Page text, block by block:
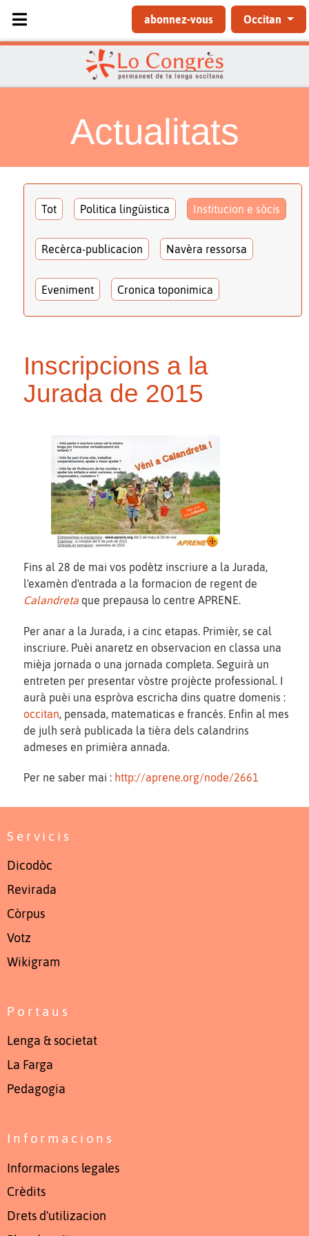
Sélectionnez votre langue
abonnez-vous Occitan
Actualitats
Tot Politica lingüistica Institucion e sòcis
Recèrca-publicacion Navèra ressorsa
Eveniment Cronica toponimica
Inscripcions a la
Jurada de 2015
Fins al 28 de mai vos podètz inscriure a la Jurada,
l'examèn d'entrada a la formacion de regent de
Calandreta que prepausa lo centre APRENE.
Per anar a la Jurada, i a cinc etapas. Primièr, se cal
inscriure. Puèi anaretz en observacion en classa una
mièja jornada o una jornada completa. Seguirà un
entreten per presentar vòstre projècte professional. I
aurà puèi una espròva escricha dins quatre domenis :
occitan , pensada, matematicas e francés. Enfin al mes
de julh serà publicada la tièra dels calandrins
admeses en primièra annada.
Per ne saber mai : http://aprene.org/node/2661
Servicis
Dicodòc
Revirada
Còrpus
Votz
Wikigram
Portaus
Lenga & societat
La Farga
Pedagogia
Informacions
Informacions legales
Crèdits
Drets d'utilizacion